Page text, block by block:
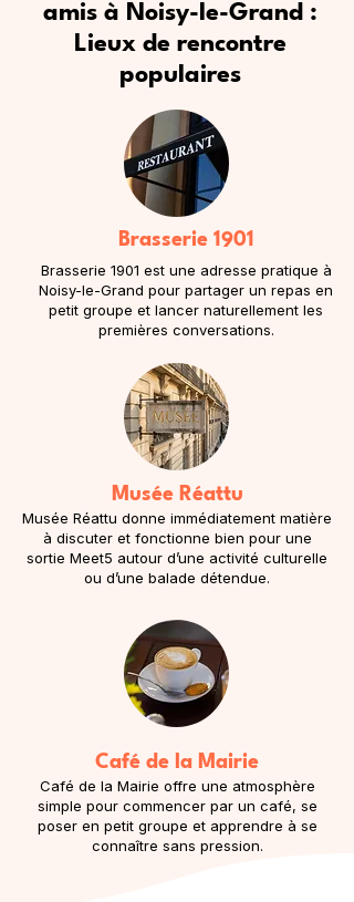
amis à Noisy-le-Grand :
Lieux de rencontre
populaires
Brasserie 1901
Brasserie 1901 est une adresse pratique à
Noisy-le-Grand pour partager un repas en
petit groupe et lancer naturellement les
premières conversations.
Musée Réattu
Musée Réattu donne immédiatement matière
à discuter et fonctionne bien pour une
sortie Meet5 autour d’une activité culturelle
ou d’une balade détendue.
Café de la Mairie
Café de la Mairie offre une atmosphère
simple pour commencer par un café, se
poser en petit groupe et apprendre à se
connaître sans pression.